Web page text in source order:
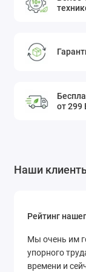
от 299
Наши
Рейтинг
Мы очень им
упорного
времени и